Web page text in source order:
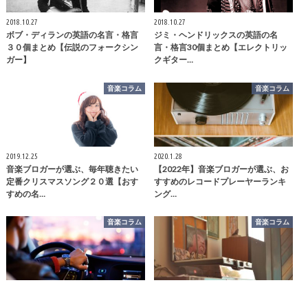
2018.10.27
ボブ・ディランの英語の名言・格言
３０個まとめ【伝説のフォークシン
ガー】
2018.10.27
ジミ・ヘンドリックスの英語の名
言・格言30個まとめ【エレクトリッ
クギター…
音楽コラム
2019.12.25
音楽ブロガーが選ぶ、毎年聴きたい
定番クリスマスソング２０選【おす
すめの名…
音楽コラム
2020.1.28
【2022年】音楽ブロガーが選ぶ、お
すすめのレコードプレーヤーランキ
ング…
音楽コラム 音楽コラム